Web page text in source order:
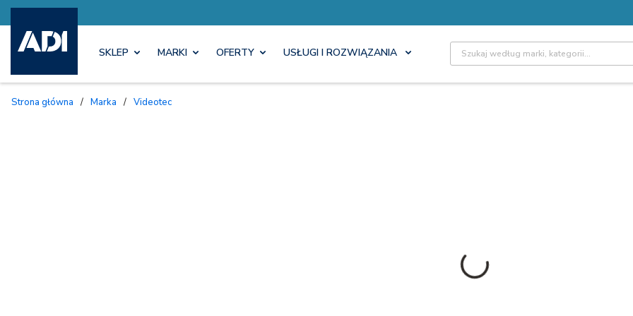
SKLEP MARKI OFERTY USŁUGI I ROZWIĄZANIA Site Search
Strona główna / Marka / Videotec